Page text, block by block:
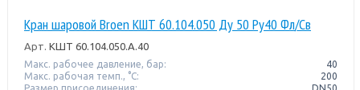
Кран шаровой Broen КШТ 60.104.050 Ду 50 Pу40 Фл/Св
Арт. КШТ 60.104.050.А.40
Макс. рабочее давление, бар:
40
Макс. рабочая темп., °С:
200
Размер присоединения:
DN50